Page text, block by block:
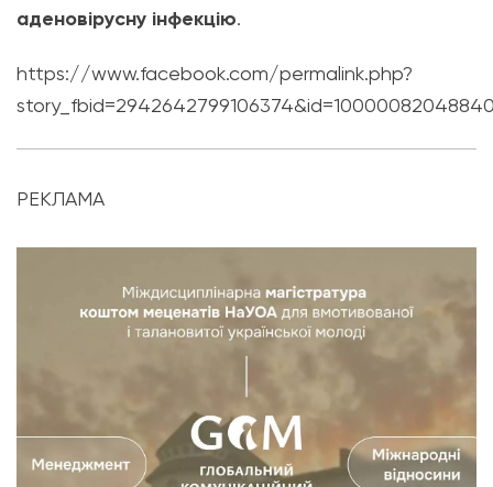
аденовірусну інфекцію.
https://www.facebook.com/permalink.php?
РЕКЛАМА